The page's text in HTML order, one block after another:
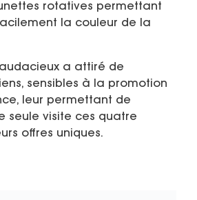
rotatives permettant
la couleur de la
a attiré de
sensibles à la promotion
leur permettant de
seule visite ces quatre
offres uniques.